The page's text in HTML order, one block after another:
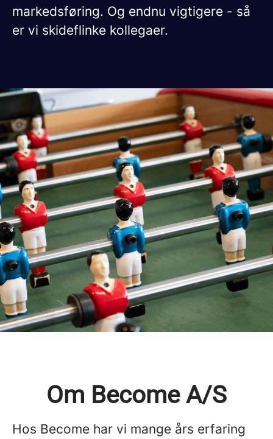
markedsføring. Og endnu vigtigere - så
er vi skideflinke kollegaer.
Om Become A/S
Hos Become har vi mange års erfaring